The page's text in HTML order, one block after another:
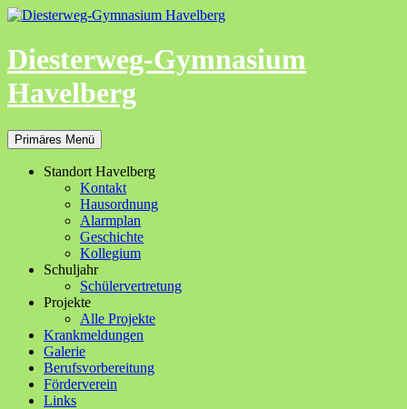
Zum
springen
Diesterweg-Gymnasium
Havelberg
Suchen
Primäres Menü
Standort Havelberg
Kontakt
Hausordnung
Alarmplan
Geschichte
Kollegium
Schuljahr
Schülervertretung
Projekte
Alle Projekte
Krankmeldungen
Galerie
Berufsvorbereitung
Förderverein
Links